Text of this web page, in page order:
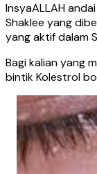
InsyaALLAH
Shaklee yang
yang aktif dalam
Bagi kalian yang
bintik Kolestrol